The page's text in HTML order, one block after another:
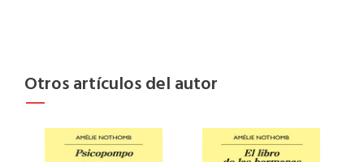
Otros artículos del autor